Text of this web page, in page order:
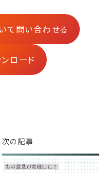
て問い合わせる
ロード
次の記事